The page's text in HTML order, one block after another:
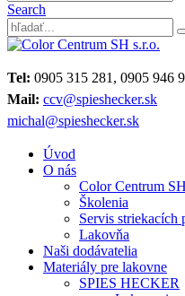
Search
Tel: 0905 315 281, 0905 946
Mail: ccv@spieshecker.sk
michal@spieshecker.sk
Úvod
O nás
Color Centrum
Školenia
Servis striekacích
Lakovňa
Naši dodávatelia
Materiály pre lakovne
SPIES HECKER